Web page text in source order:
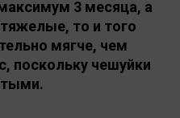
3 месяца, а
то и того
мягче, чем
поскольку чешуйки